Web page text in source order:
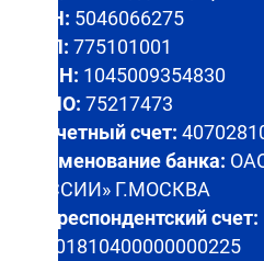
ИНН: 5046066275
КПП: 775101001
ОГРН: 1045009354830
ОКПО: 75217473
Расчетный счет:
Наименование банка:
РОССИИ» Г.МОСКВА
Корреспондентский счет:
30101810400000000225